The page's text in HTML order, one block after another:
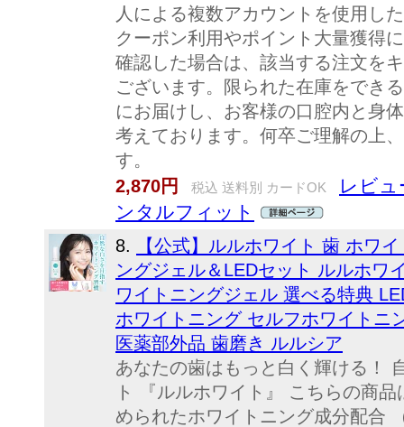
人による複数アカウントを使用し
クーポン利用やポイント大量獲得
確認した場合は、該当する注文を
ございます。限られた在庫をでき
にお届けし、お客様の口腔内と身
考えております。何卒ご理解の上
す。
2,870円
税込 送料別 カードOK
レビュ
ンタルフィット
8.
【公式】ルルホワイト 歯 ホワ
ングジェル＆LEDセット ルルホワ
ワイトニングジェル 選べる特典
ホワイトニング セルフホワイトニ
医薬部外品 歯磨き ルルシア
あなたの歯はもっと白く輝ける！
ト 『ルルホワイト』 こちらの商
められたホワイトニング成分配合